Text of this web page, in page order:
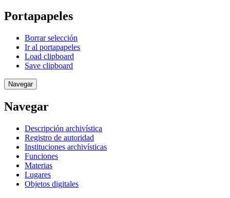
Portapapeles
Borrar selección
Ir al portapapeles
Load clipboard
Save clipboard
Navegar
Navegar
Descripción archivística
Registro de autoridad
Instituciones archivísticas
Funciones
Materias
Lugares
Objetos digitales